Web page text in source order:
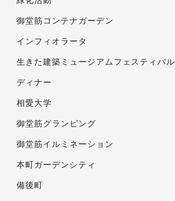
御堂筋コンテナガーデン
インフィオラータ
生きた建築ミュージアムフェスティバル
ディナー
相愛大学
御堂筋グランピング
御堂筋イルミネーション
本町ガーデンシティ
備後町